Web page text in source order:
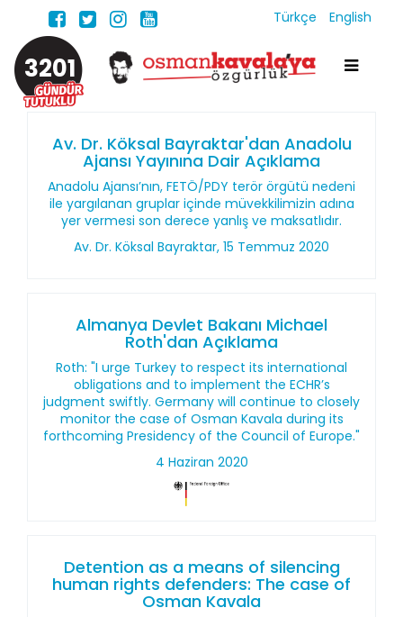
Türkçe English
3201
Av. Dr. Köksal Bayraktar'dan Anadolu
Ajansı Yayınına Dair Açıklama
Anadolu Ajansı’nın, FETÖ/PDY terör örgütü nedeni
ile yargılanan gruplar içinde müvekkilimizin adına
yer vermesi son derece yanlış ve maksatlıdır.
Av. Dr. Köksal Bayraktar, 15 Temmuz 2020
Almanya Devlet Bakanı Michael
Roth'dan Açıklama
Roth: "I urge Turkey to respect its international
obligations and to implement the ECHR’s
judgment swiftly. Germany will continue to closely
monitor the case of Osman Kavala during its
forthcoming Presidency of the Council of Europe."
4 Haziran 2020
Detention as a means of silencing
human rights defenders: The case of
Osman Kavala